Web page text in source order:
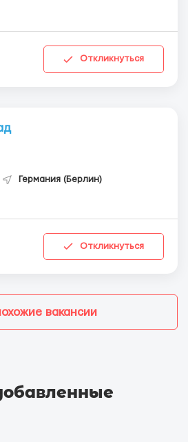
Откликнуться
Германия (Берлин)
Откликнуться
вакансии